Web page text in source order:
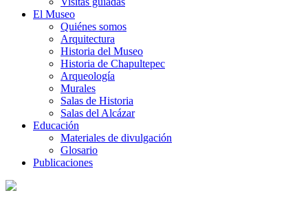
El Museo
Quiénes somos
Arquitectura
Historia del Museo
Historia de Chapultepec
Arqueología
Murales
Salas de Historia
Salas del Alcázar
Educación
Materiales de divulgación
Glosario
Publicaciones